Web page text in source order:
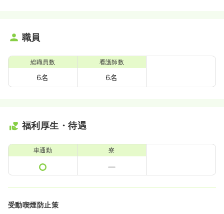
職員
総職員数
6名
看護師数
6名
福利厚生・待遇
車通勤 寮
受動喫煙防止策